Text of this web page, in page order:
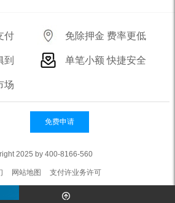
付 免除押金 费率更低
到 单笔小额 快捷安全
场
免费申请
2025 by 400-8166-560
网站地图 支付许业务许可